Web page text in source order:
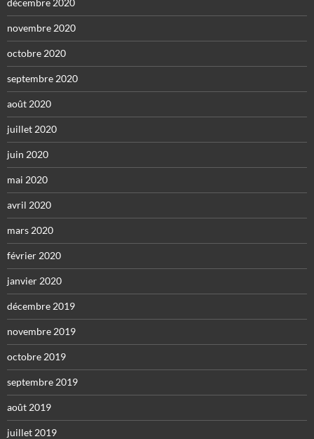
novembre 2020
octobre 2020
septembre 2020
août 2020
juillet 2020
juin 2020
mai 2020
avril 2020
mars 2020
février 2020
janvier 2020
décembre 2019
novembre 2019
octobre 2019
septembre 2019
août 2019
juillet 2019